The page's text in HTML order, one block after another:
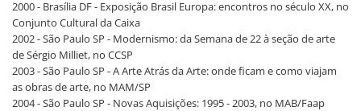
2000 - Brasília DF - Exposição Brasil Europa: encontros no século XX, no
Conjunto Cultural da Caixa
2002 - São Paulo SP - Modernismo: da Semana de 22 à seção de arte
de Sérgio Milliet, no CCSP
2003 - São Paulo SP - A Arte Atrás da Arte: onde ficam e como viajam
as obras de arte, no MAM/SP
2004 - São Paulo SP - Novas Aquisições: 1995 - 2003, no MAB/Faap